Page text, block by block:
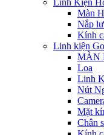
Linh Kiện
Màn
Nắp
Kính
Linh kiện
MÀN
Loa
Linh
Nút
Mặt
Chân